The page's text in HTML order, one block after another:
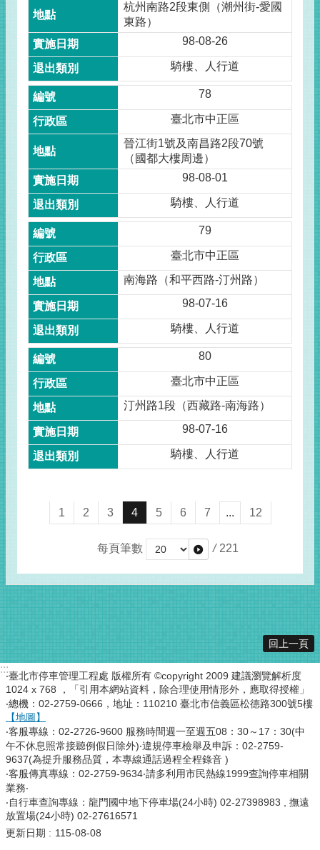
杭州南路2段東側（潮州街-愛國
東路）
98-08-26
騎樓、人行道
78
臺北市中正區
晉江街1號及南昌路2段70號
（國都大樓周邊）
98-08-01
騎樓、人行道
79
臺北市中正區
南海路（和平西路-汀州路）
98-07-16
騎樓、人行道
80
臺北市中正區
汀州路1段（西藏路-南海路）
98-07-16
騎樓、人行道
1 2 3 4 5 6 7 ... 12
每頁筆數 / 221
回上一頁
:::
‧臺北市停車管理工程處 版權所有 ©copyright 2009 建議瀏覽解析度
1024 x 768 ，「引用本網站資料，除合理使用情形外，應取得授權」
‧總機：02-2759-0666，地址：110210 臺北市信義區松德路300號5樓
【地圖】
‧客服專線：02-2726-9600 服務時間週一至週五08：30～17：30(中
午不休息照常接聽例假日除外)‧違規停車檢舉及申訴：02-2759-
9637(為提升服務品質，本專線通話過程全程錄音 )
‧客服傳真專線：02-2759-9634‧請多利用市民熱線1999查詢停車相關
業務‧
‧自行車查詢專線：龍門國中地下停車場(24小時) 02-27398983 , 撫遠
放置場(24小時) 02-27616571
更新日期
115-08-08